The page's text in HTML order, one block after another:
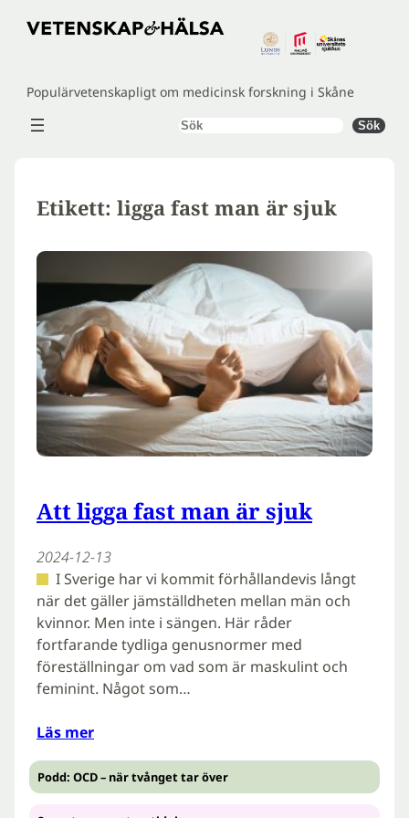
Hoppa
Populärvetenskapligt om medicinsk forskning i Skåne
Sök Sök
Etikett: ligga fast man är sjuk
Att ligga fast man är sjuk
2024-12-13
I Sverige har vi kommit för­hållandevis långt
när det gäller jämställdheten mellan män och
kvinnor. Men inte i sängen. Här råder
fortfarande tydliga genusnormer med
föreställningar om vad som är maskulint och
feminint. Något som…
Läs mer
Podd: OCD – när tvånget tar över